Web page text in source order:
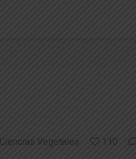
Vegetales 110